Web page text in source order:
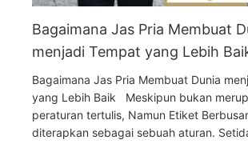
Bagaimana Jas Pria Membuat
menjadi Tempat yang Lebih
Bagaimana Jas Pria Membuat Dunia
yang Lebih Baik Meskipun bukan
peraturan tertulis, Namun Etiket
diterapkan sebagai sebuah aturan.